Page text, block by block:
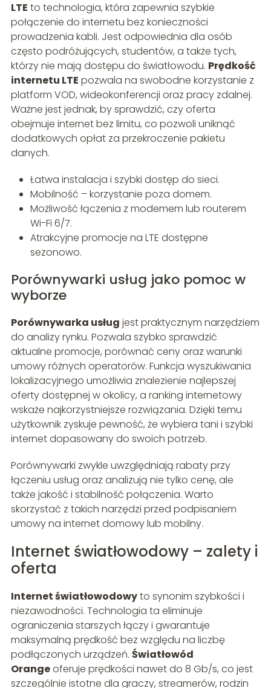
LTE to technologia, która zapewnia szybkie
połączenie do internetu bez konieczności
prowadzenia kabli. Jest odpowiednia dla osób
często podróżujących, studentów, a także tych,
którzy nie mają dostępu do światłowodu. Prędkość
internetu LTE pozwala na swobodne korzystanie z
platform VOD, wideokonferencji oraz pracy zdalnej.
Ważne jest jednak, by sprawdzić, czy oferta
obejmuje internet bez limitu, co pozwoli uniknąć
dodatkowych opłat za przekroczenie pakietu
danych.
Łatwa instalacja i szybki dostęp do sieci.
Mobilność – korzystanie poza domem.
Możliwość łączenia z modemem lub routerem
Wi-Fi 6/7.
Atrakcyjne promocje na LTE dostępne
sezonowo.
Porównywarki usług jako pomoc w
wyborze
Porównywarka usług jest praktycznym narzędziem
do analizy rynku. Pozwala szybko sprawdzić
aktualne promocje, porównać ceny oraz warunki
umowy różnych operatorów. Funkcja wyszukiwania
lokalizacyjnego umożliwia znalezienie najlepszej
oferty dostępnej w okolicy, a ranking internetowy
wskaże najkorzystniejsze rozwiązania. Dzięki temu
użytkownik zyskuje pewność, że wybiera tani i szybki
internet dopasowany do swoich potrzeb.
Porównywarki zwykle uwzględniają rabaty przy
łączeniu usług oraz analizują nie tylko cenę, ale
także jakość i stabilność połączenia. Warto
skorzystać z takich narzędzi przed podpisaniem
umowy na internet domowy lub mobilny.
Internet światłowodowy – zalety i
oferta
Internet światłowodowyto synonim szybkości i
niezawodności. Technologia ta eliminuje
ograniczenia starszych łączy i gwarantuje
maksymalną prędkość bez względu na liczbę
podłączonych urządzeń. Światłowód
Orangeoferuje prędkości nawet do 8 Gb/s, co jest
szczególnie istotne dla graczy, streamerów, rodzin